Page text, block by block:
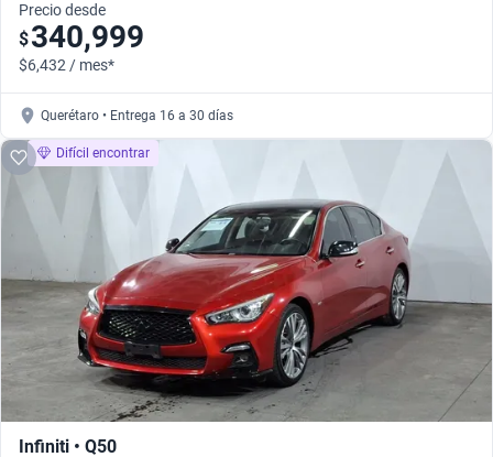
Precio desde
$340,999
$6,432 / mes*
Querétaro • Entrega 16 a 30 días
Difícil encontrar
Infiniti • Q50